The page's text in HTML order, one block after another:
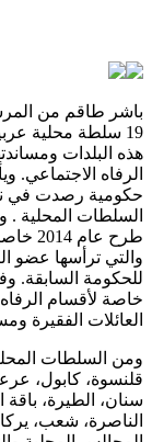
باشر طاقم من
19 سلطة محلية
هذه البلدات
الرفاه الاجتماعي.
السلطات المحلية .
طرح
والتي ترأسها عضو
للحكومة السابقة.
خاصة لأقسام
العائلات الفقيرة
ومن السلطات
قلنسوة، كابول،
سنان، الطيرة،
الناصرة، شعب،